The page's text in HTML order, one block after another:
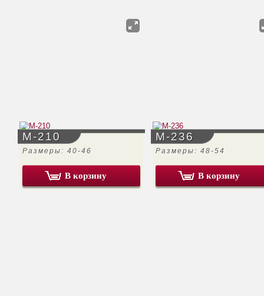
М-210
Размеры: 40-46
В корзину
М-236
Размеры: 48-54
В корзину